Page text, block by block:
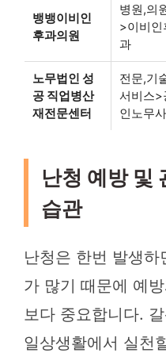
뱅뱅이비인
후과의원
병원,의
>이비인
과
노무법인 성
공 직업병산
재전문센터
전문,기
서비스>
인노무사
난청 예방 및
습관
난청은 한번 발생
가 많기 때문에 예
보다 중요합니다.
일상생활에서 실천